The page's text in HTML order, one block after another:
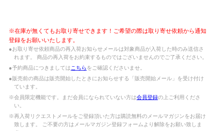
※在庫が無くてもお取り寄せできます！ご希望の際は取り寄せ依頼から通知
登録をお願いいたします。
●お取り寄せ依頼商品の再入荷お知らせメールは対象商品が入荷した時のみ送信さ
れます。 商品の再入荷をお約束するものではございませんのでご了承ください。
●予約商品につきましては こちらをご確認くださいませ。
●販売前の商品は販売開始したときにお知らせする「販売開始メール」を受け付け
ています。
※会員限定機能です。まだ会員になられていない方は会員登録の上ご利用くださ
い。
※再入荷リクエストメールをご登録頂いた方は購読無料のメールマガジンをお届け
致します。 ご不要の方はメールマガジン登録フォームより解除をお願い致しま